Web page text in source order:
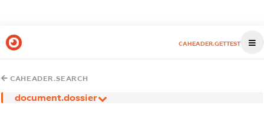
CAHEADER.GETTEST
CAHEADER.SEARCH
document.dossier